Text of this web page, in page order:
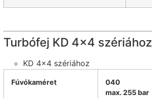
Turbófej KD 4×4 szériához
KD 4×4 szériához
Fúvókaméret
040
max. 255 bar